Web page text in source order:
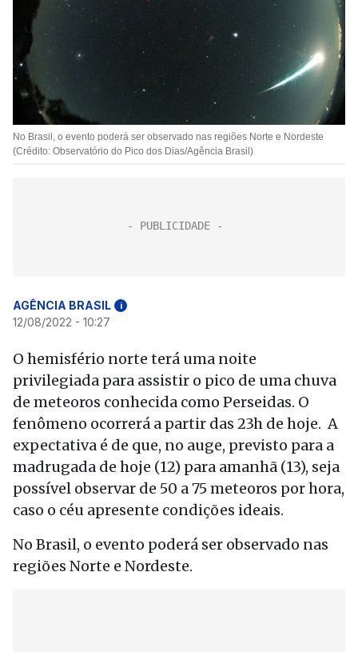
No Brasil, o evento poderá ser observado nas regiões Norte e Nordeste
(Crédito: Observatório do Pico dos Dias/Agência Brasil)
AGÊNCIA BRASIL i
12/08/2022 - 10:27
O hemisfério norte terá uma noite
privilegiada para assistir o pico de uma chuva
de meteoros conhecida como Perseidas. O
fenômeno ocorrerá a partir das 23h de hoje. A
expectativa é de que, no auge, previsto para a
madrugada de hoje (12) para amanhã (13), seja
possível observar de 50 a 75 meteoros por hora,
caso o céu apresente condições ideais.
No Brasil, o evento poderá ser observado nas
regiões Norte e Nordeste.